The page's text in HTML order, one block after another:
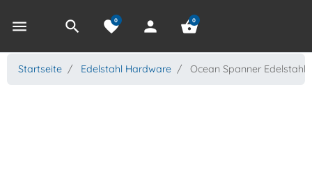
menu search favorite
0 person shopping_basket
0
Startseite Edelstahl Hardware Ocean Spanner Edelstahl